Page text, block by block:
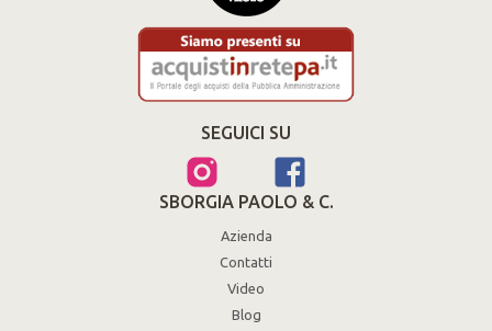
SEGUICI SU
SBORGIA PAOLO & C.
Azienda
Contatti
Video
Blog